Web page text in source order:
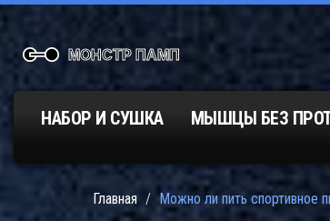
НАБОР И СУШКА МЫШЦЫ БЕЗ
Главная Можно ли пить спортивное